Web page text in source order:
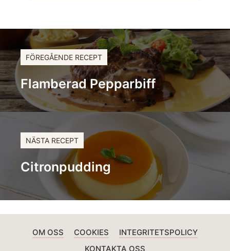
FÖREGÅENDE RECEPT
Flamberad Pepparbiff
NÄSTA RECEPT
Citronpudding
OM OSS COOKIES
INTEGRITETSPOLICY
KONTAKTA OSS